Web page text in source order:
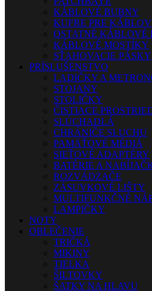
KÁBLOVÉ BUBNY
KUFRE PRE
OSTATNÉ KÁBLOVÉ
KÁBLOVÉ MOSTÍKY
SŤAHOVACIE PÁSKY
PRÍSLUŠENSTVO
LADIČKY A
STOJANY
STOLIČKY
ČISTIACE
SLÚCHADLÁ
CHRÁNIČE SLUCHU
PAMÄŤOVÉ MÉDIÁ
SIEŤOVÉ ADAPTÉRY
BATÉRIE A
ROZVÁDZAČE
ZÁSUVKOVÉ LIŠTY
MULTIFUNKČNÉ
LAMPIČKY
NOTY
OBLEČENIE
TRIČKÁ
MIKINY
TIELKA
ŠILTOVKY
ŠATKY NA HLAVU